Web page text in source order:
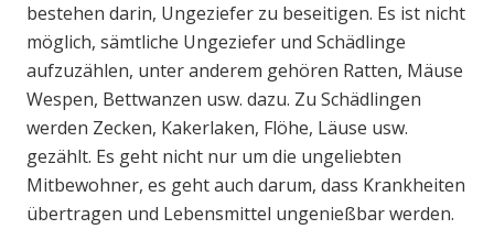
bestehen darin, Ungeziefer zu beseitigen. Es ist nicht
möglich, sämtliche Ungeziefer und Schädlinge
aufzuzählen, unter anderem gehören Ratten, Mäuse
Wespen, Bettwanzen usw. dazu. Zu Schädlingen
werden Zecken, Kakerlaken, Flöhe, Läuse usw.
gezählt. Es geht nicht nur um die ungeliebten
Mitbewohner, es geht auch darum, dass Krankheiten
übertragen und Lebensmittel ungenießbar werden.